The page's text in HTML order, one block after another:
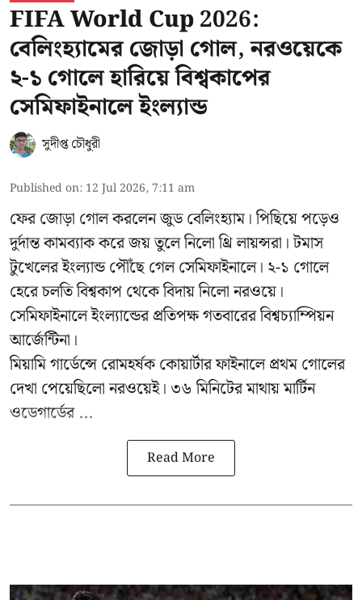
FIFA World Cup 2026:
বেলিংহ্যামের জোড়া গোল, নরওয়েকে
২-১ গোলে হারিয়ে বিশ্বকাপের
সেমিফাইনালে ইংল্যান্ড
সুদীপ্ত চৌধুরী
Published on: 12 Jul 2026, 7:11 am
ফের জোড়া গোল করলেন জুড বেলিংহ্যাম। পিছিয়ে পড়েও
দুর্দান্ত কামব্যাক করে জয় তুলে নিলো থ্রি লায়ন্সরা। টমাস
টুখেলের ইংল্যান্ড পৌঁছে গেল সেমিফাইনালে। ২-১ গোলে
হেরে চলতি বিশ্বকাপ থেকে বিদায় নিলো নরওয়ে।
সেমিফাইনালে ইংল্যান্ডের প্রতিপক্ষ গতবারের বিশ্বচ্যাম্পিয়ন
আর্জেন্টিনা।
মিয়ামি গার্ডেন্সে রোমহর্ষক কোয়ার্টার ফাইনালে প্রথম গোলের
দেখা পেয়েছিলো নরওয়েই। ৩৬ মিনিটের মাথায় মার্টিন
ওডেগার্ডের ...
Read More